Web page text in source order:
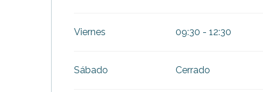
Viernes 09:30 - 12:30
Sábado Cerrado